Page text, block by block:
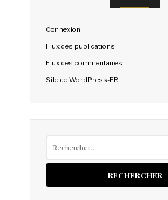
Connexion
Flux des publications
Flux des commentaires
Site de WordPress-FR